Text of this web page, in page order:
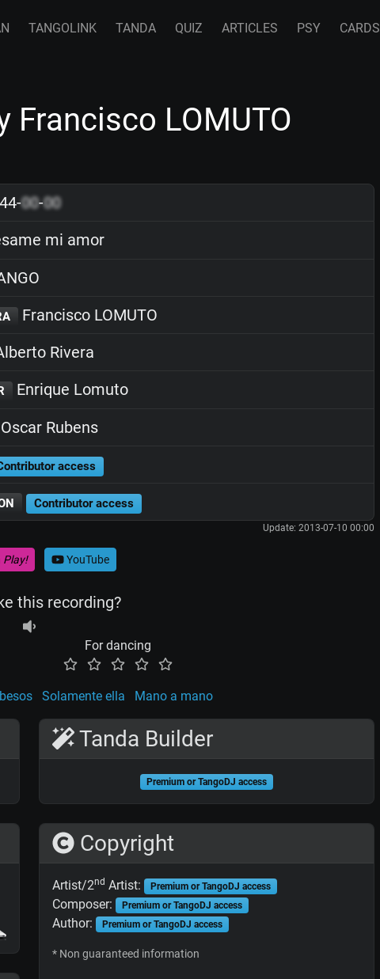
TANGOLINK TANDA QUIZ ARTICLES PSY CARDS
Francisco LOMUTO
00-00
mi amor
Francisco LOMUTO
Rivera
Enrique Lomuto
Oscar Rubens
access
Contributor access
Update: 2013-07-10 00:00
Play! YouTube
this recording?
For dancing
Solamente ella Mano a mano
Tanda Builder
Premium or TangoDJ access
Copyright
Artist/2nd Artist: Premium or TangoDJ access
Composer: Premium or TangoDJ access
Author: Premium or TangoDJ access
* Non guaranteed information